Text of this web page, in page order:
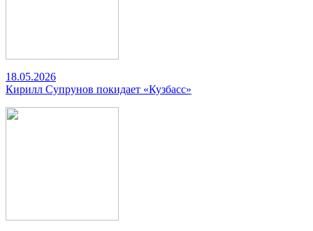
18.05.2026
Кирилл Супрунов покидает «Кузбасс»